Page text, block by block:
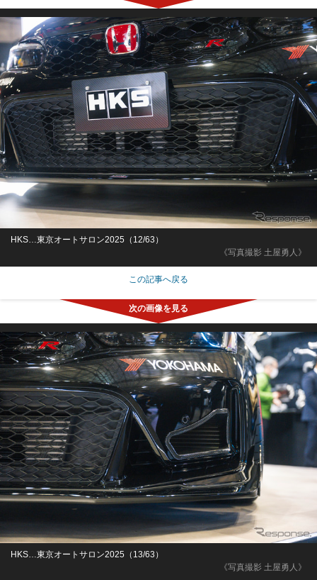
《写真撮影 土屋勇人》
HKS…東京オートサロン2025（12/63）
この記事へ戻る
《写真撮影 土屋勇人》
HKS…東京オートサロン2025（13/63）